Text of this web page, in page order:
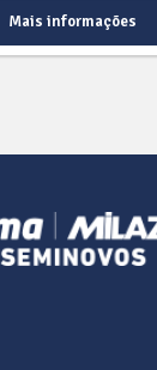
Mais informações